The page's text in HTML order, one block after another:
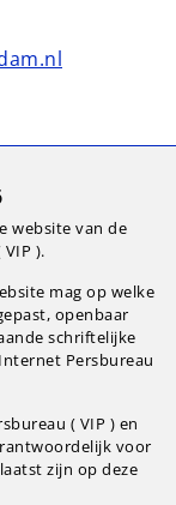
website van de
).
mag op welke
openbaar
schriftelijke
Persbureau
( VIP ) en
voor
zijn op deze